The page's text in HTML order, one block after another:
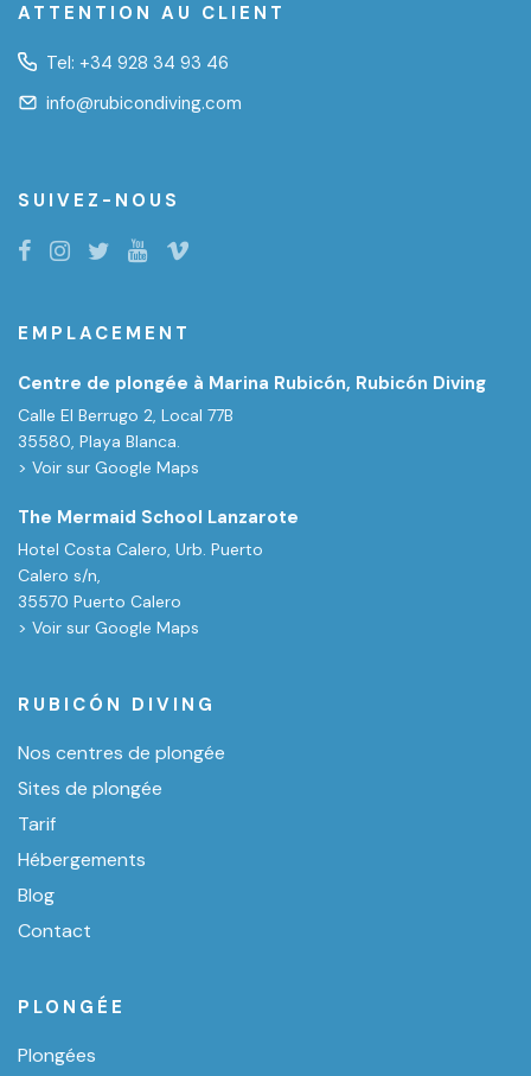
ATTENTION AU CLIENT
Tel: +34 928 34 93 46
info@rubicondiving.com
SUIVEZ-NOUS
EMPLACEMENT
Centre de plongée à Marina Rubicón, Rubicón Diving
Calle El Berrugo 2, Local 77B
35580, Playa Blanca.
> Voir sur Google Maps
The Mermaid School Lanzarote
Hotel Costa Calero, Urb. Puerto
Calero s/n,
35570 Puerto Calero
> Voir sur Google Maps
RUBICÓN DIVING
Nos centres de plongée
Sites de plongée
Tarif
Hébergements
Blog
Contact
PLONGÉE
Plongées